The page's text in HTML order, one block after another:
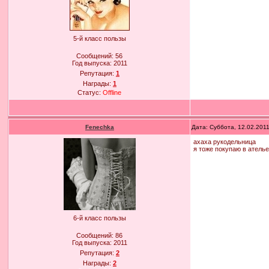
5-й класс пользы
Сообщений:56
Год выпуска: 2011
Репутация: 1
Награды: 1
Статус:Offline
Fenechka Дата: Суббота,
6-й класс пользы
Сообщений:86
Год выпуска: 2011
Репутация: 2
Награды: 2
ахаха рукодельница
я тоже покупаю в